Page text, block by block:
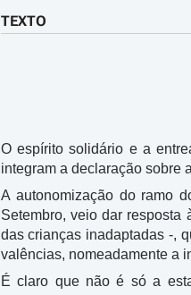
TEXTO
O espírito solidário e a
integram a declaração sobre
A autonomização do ramo
Setembro, veio dar resposta
das crianças inadaptadas -,
valências, nomeadamente a
É claro que não é só a